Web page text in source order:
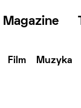
Magazine
Film Muzyka